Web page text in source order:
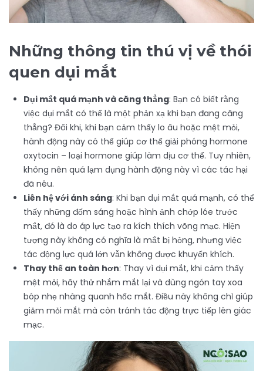
Những thông tin thú vị về thói
quen dụi mắt
Dụi mắt quá mạnh và căng thẳng: Bạn có biết rằng
việc dụi mắt có thể là một phản xạ khi bạn đang căng
thẳng? Đôi khi, khi bạn cảm thấy lo âu hoặc mệt mỏi,
hành động này có thể giúp cơ thể giải phóng hormone
oxytocin – loại hormone giúp làm dịu cơ thể. Tuy nhiên,
không nên quá lạm dụng hành động này vì các tác hại
đã nêu.
Liên hệ với ánh sáng: Khi bạn dụi mắt quá mạnh, có thể
thấy những đốm sáng hoặc hình ảnh chớp lóe trước
mắt, đó là do áp lực tạo ra kích thích võng mạc. Hiện
tượng này không có nghĩa là mắt bị hỏng, nhưng việc
tác động lực quá lớn vẫn không được khuyến khích.
Thay thế an toàn hơn: Thay vì dụi mắt, khi cảm thấy
mệt mỏi, hãy thử nhắm mắt lại và dùng ngón tay xoa
bóp nhẹ nhàng quanh hốc mắt. Điều này không chỉ giúp
giảm mỏi mắt mà còn tránh tác động trực tiếp lên giác
mạc.